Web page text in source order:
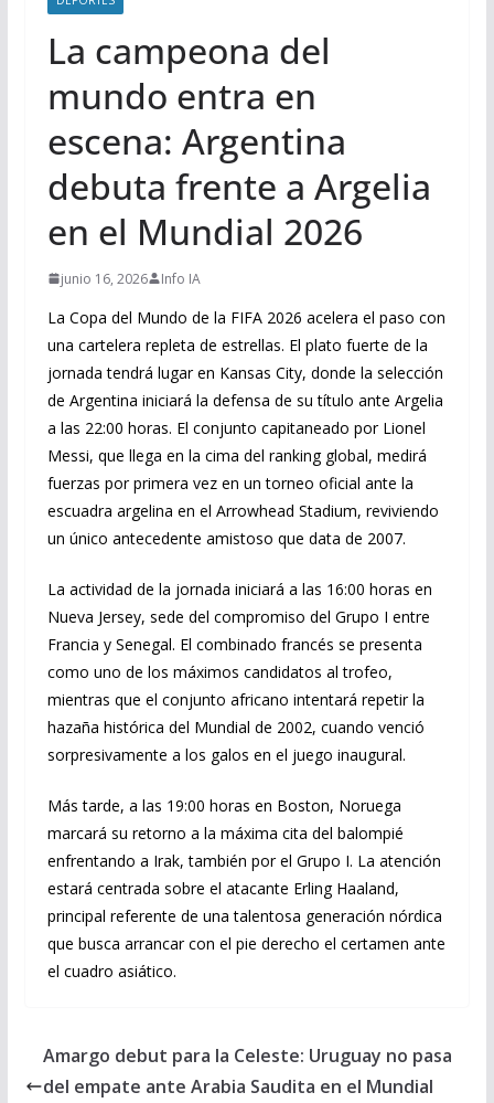
La campeona del
mundo entra en
escena: Argentina
debuta frente a Argelia
en el Mundial 2026
junio 16, 2026 Info IA
La Copa del Mundo de la FIFA 2026 acelera el paso con
una cartelera repleta de estrellas. El plato fuerte de la
jornada tendrá lugar en Kansas City, donde la selección
de Argentina iniciará la defensa de su título ante Argelia
a las 22:00 horas. El conjunto capitaneado por Lionel
Messi, que llega en la cima del ranking global, medirá
fuerzas por primera vez en un torneo oficial ante la
escuadra argelina en el Arrowhead Stadium, reviviendo
un único antecedente amistoso que data de 2007.
La actividad de la jornada iniciará a las 16:00 horas en
Nueva Jersey, sede del compromiso del Grupo I entre
Francia y Senegal. El combinado francés se presenta
como uno de los máximos candidatos al trofeo,
mientras que el conjunto africano intentará repetir la
hazaña histórica del Mundial de 2002, cuando venció
sorpresivamente a los galos en el juego inaugural.
Más tarde, a las 19:00 horas en Boston, Noruega
marcará su retorno a la máxima cita del balompié
enfrentando a Irak, también por el Grupo I. La atención
estará centrada sobre el atacante Erling Haaland,
principal referente de una talentosa generación nórdica
que busca arrancar con el pie derecho el certamen ante
el cuadro asiático.
Amargo debut para la Celeste: Uruguay no pasa
del empate ante Arabia Saudita en el Mundial